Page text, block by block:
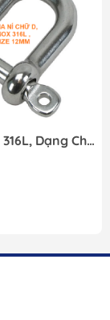
Ma Ní Inox 316L, Dạng Chữ D 12mm, D-shackles